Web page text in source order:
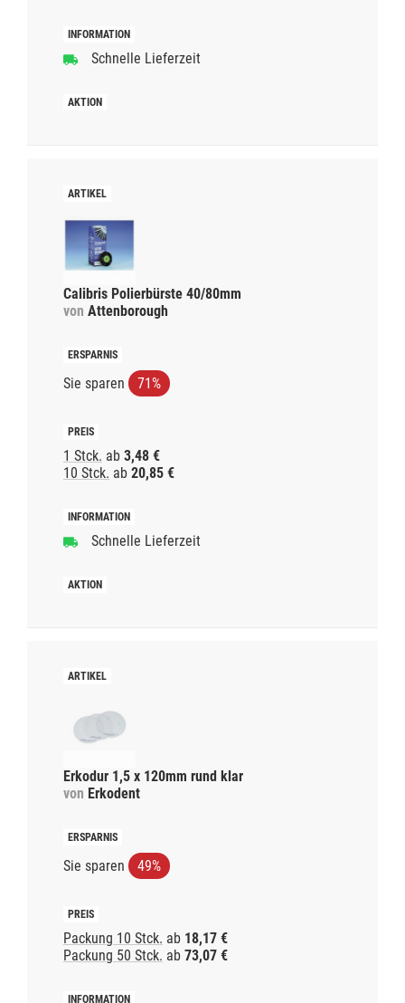
Schnelle Lieferzeit
Calibris Polierbürste 40/80mm
von Attenborough
Sie sparen 71%
1 Stck. ab 3,48 €
10 Stck. ab 20,85 €
Schnelle Lieferzeit
Erkodur 1,5 x 120mm rund klar
von Erkodent
Sie sparen 49%
Packung 10 Stck. ab 18,17 €
Packung 50 Stck. ab 73,07 €